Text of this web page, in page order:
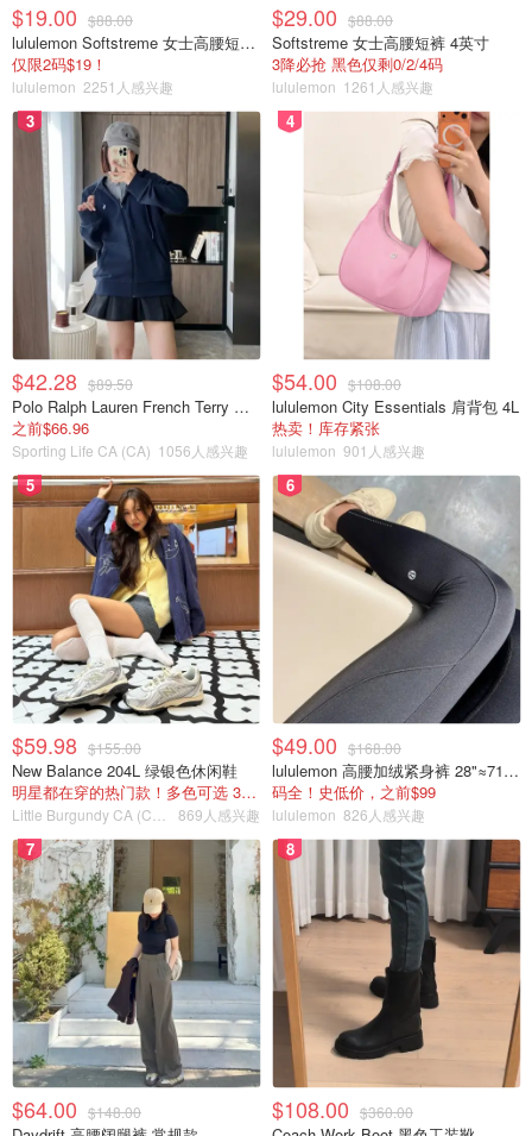
$19.00 $88.00
lululemon Softstreme 女士高腰短裤 10cm
仅限2码$19！
lululemon 2251人感兴趣
$29.00 $88.00
Softstreme 女士高腰短裤 4英寸
3降必抢 黑色仅剩0/2/4码
lululemon 1261人感兴趣
3
$42.28 $89.50
Polo Ralph Lauren French Terry 女童连帽卫衣 7-16码
之前$66.96
Sporting Life CA (CA) 1056人感兴趣
4
$54.00 $108.00
lululemon City Essentials 肩背包 4L
热卖！库存紧张
lululemon 901人感兴趣
5
$59.98 $155.00
New Balance 204L 绿银色休闲鞋
明星都在穿的热门款！多色可选 3.8折
869人感兴趣
6
$49.00 $168.00
lululemon 高腰加绒紧身裤 28"≈71cm 5个口袋
码全！史低价，之前$99
lululemon 826人感兴趣
7
$64.00 $148.00
8
$108.00 $360.00